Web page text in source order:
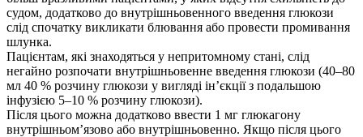
судом, додатково до внутрішньовенного введення глюкози
слід спочатку викликати блювання або провести промивання
шлунка.
Пацієнтам, які знаходяться у непритомному стані, слід
негайно розпочати внутрішньовенне введення глюкози (40–80
мл 40 % розчину глюкози у вигляді ін’єкції з подальшою
інфузією 5–10 % розчину глюкози).
Після цього можна додатково ввести 1 мг глюкагону
внутрішньом’язово або внутрішньовенно. Якщо після цього